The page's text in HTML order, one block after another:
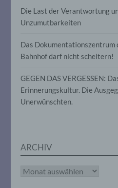
Die Last der Verantwortung
Unzumutbarkeiten
Das Dokumentationszentrum
Bahnhof darf nicht scheitern!
GEGEN DAS VERGESSEN:
Erinnerungskultur. Die
Unerwünschten.
ARCHIV
Archiv
Aufenthaltsort oder
natürlichen Person
f)
auf welche die
zusätzlichen
aufbewahrt werden
unterliegen, die